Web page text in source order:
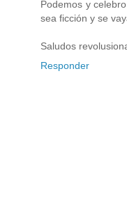
Podemos y
sea ficción y se
Saludos
Responder